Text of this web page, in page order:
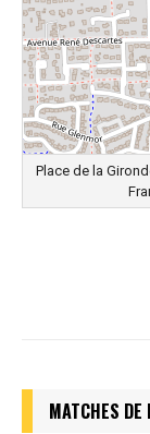
Place de la
MATCHES